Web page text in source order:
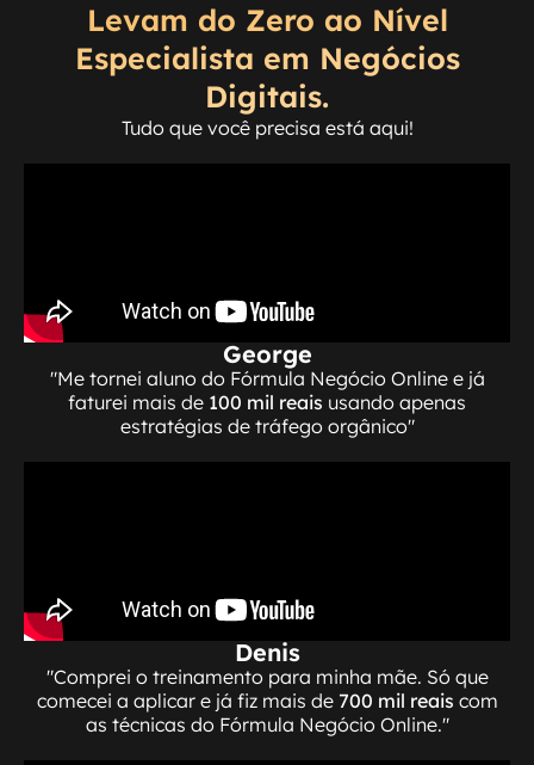
Levam do Zero ao Nível
Especialista em Negócios
Digitais.
Tudo que você precisa está aqui!
George
"Me tornei aluno do Fórmula Negócio Online e já
faturei mais de 100 mil reais usando apenas
estratégias de tráfego orgânico"
Denis
"Comprei o treinamento para minha mãe. Só que
comecei a aplicar e já fiz mais de 700 mil reais com
as técnicas do Fórmula Negócio Online."